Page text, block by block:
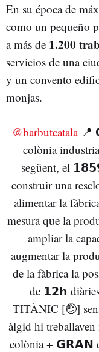
En su época de
como un pequeño
a más de 1.200
servicios de una
y un convento
monjas.
@barbutcatala📍
colònia
següent, el
construir una
alimentar la
mesura que la
ampliar la
augmentar la
de la fàbrica la
de 𝟭𝟮𝗵
TITÀNIC [🤕]
àlgid hi
colònia + 𝗚𝗥𝗔𝗡